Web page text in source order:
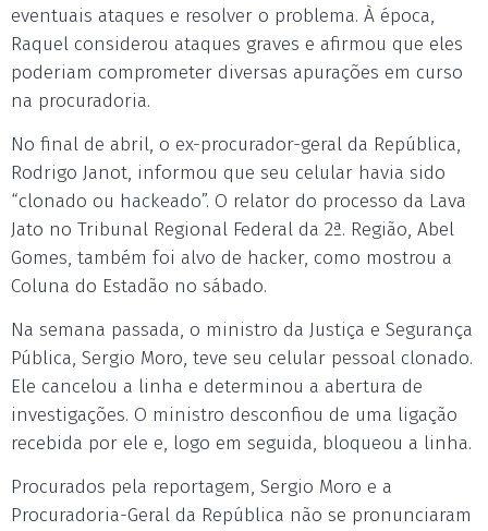
eventuais ataques e resolver o problema. À época,
Raquel considerou ataques graves e afirmou que eles
poderiam comprometer diversas apurações em curso
na procuradoria.
No final de abril, o ex-procurador-geral da República,
Rodrigo Janot, informou que seu celular havia sido
“clonado ou hackeado”. O relator do processo da Lava
Jato no Tribunal Regional Federal da 2ª. Região, Abel
Gomes, também foi alvo de hacker, como mostrou a
Coluna do Estadão no sábado.
Na semana passada, o ministro da Justiça e Segurança
Pública, Sergio Moro, teve seu celular pessoal clonado.
Ele cancelou a linha e determinou a abertura de
investigações. O ministro desconfiou de uma ligação
recebida por ele e, logo em seguida, bloqueou a linha.
Procurados pela reportagem, Sergio Moro e a
Procuradoria-Geral da República não se pronunciaram